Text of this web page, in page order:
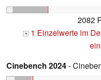
2082
+ 1 Einzelwerte im
Cinebench 2024-